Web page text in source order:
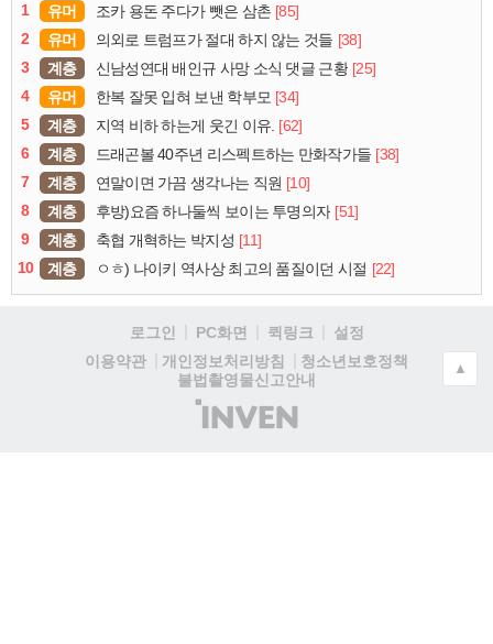
1 유머 조카 용돈 주다가 뺏은 삼촌 [85]
2
유머 의외로 트럼프가 절대 하지 않는 것들 [38]
3
계층 신남성연대 배인규 사망 소식 댓글 근황 [25]
4
유머 한복 잘못 입혀 보낸 학부모 [34]
5
계층 지역 비하 하는게 웃긴 이유. [62]
6
계층 드래곤볼 40주년 리스펙트하는 만화작가들 [38]
7
계층 연말이면 가끔 생각나는 직원 [10]
8
계층 후방)요즘 하나둘씩 보이는 투명의자 [51]
9
계층 축협 개혁하는 박지성 [11]
10
계층 ㅇㅎ) 나이키 역사상 최고의 품질이던 시절 [22]
로그인 PC화면 퀵링크
설정
이용약관
개인정보처리방침
청소년보호정책
불법촬영물신고안내
(주)
인
▲